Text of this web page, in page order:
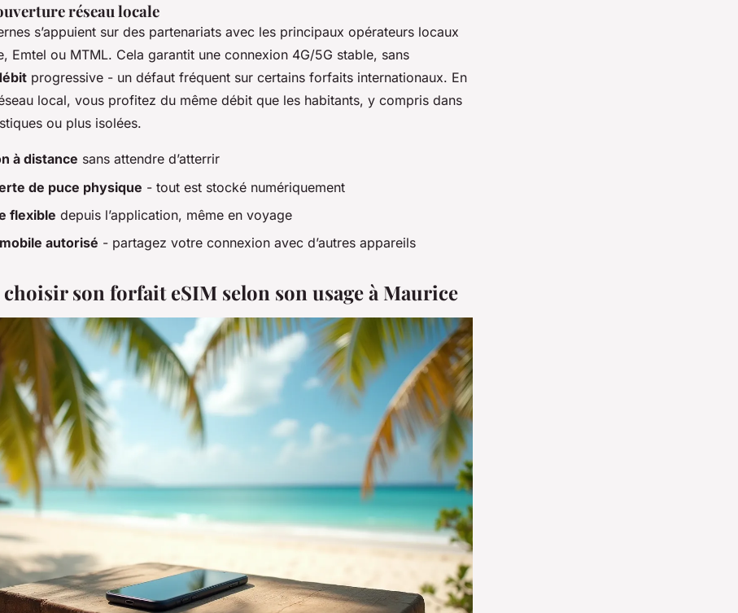
réseau locale
s’appuient sur des partenariats avec les principaux opérateurs locaux
Emtel ou MTML. Cela garantit une connexion 4G/5G stable, sans
progressive - un défaut fréquent sur certains forfaits internationaux. En
local, vous profitez du même débit que les habitants, y compris dans
ou plus isolées.
à distance sans attendre d’atterrir
de puce physique - tout est stocké numériquement
flexible depuis l’application, même en voyage
autorisé - partagez votre connexion avec d’autres appareils
son forfait eSIM selon son usage à Maurice